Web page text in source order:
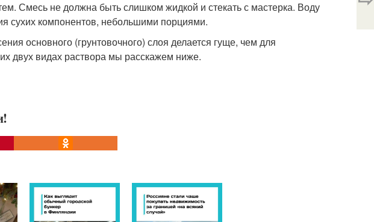
Смесь не должна быть слишком жидкой и стекать с мастерка. Воду
сухих компонентов, небольшими порциями.
основного (грунтовочного) слоя делается гуще, чем для
двух видах раствора мы расскажем ниже.